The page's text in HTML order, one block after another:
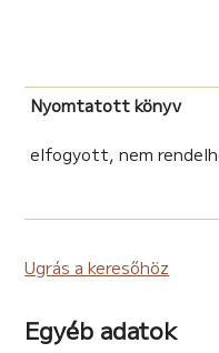
Nemere István
A szállító
Magyarország
Pető Fanni, a
Utolsó pillanat
Szerelem vagy Félelem
Nyomtatott könyv
elfogyott, nem
Ugrás a keresőhöz
Egyéb adatok